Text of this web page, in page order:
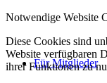
Für Mitglieder
Notwendige Website
Diese Cookies sind
Website verfügbaren
ihrer Funktionen zu